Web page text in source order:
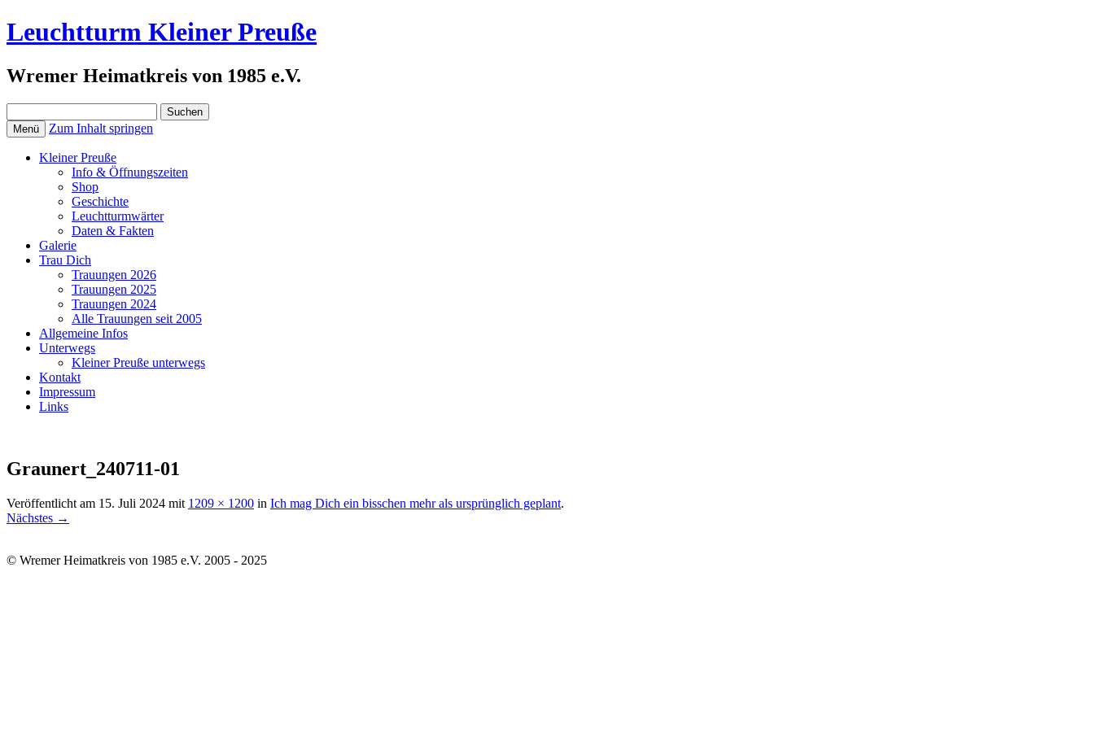
Leuchtturm Kleiner Preuße
Wremer Heimatkreis von 1985 e.V.
nach:
Menü Zum Inhalt springen
Kleiner Preuße
Info & Öffnungszeiten
Shop
Geschichte
Leuchtturmwärter
Daten & Fakten
Galerie
Trau Dich
Trauungen 2026
Trauungen 2025
Trauungen 2024
Alle Trauungen seit 2005
Allgemeine Infos
Unterwegs
Kleiner Preuße unterwegs
Kontakt
Impressum
Links
Graunert_240711-01
Veröffentlicht am 15. Juli 2024 mit 1209 × 1200 in Ich mag Dich ein bisschen mehr als ursprünglich geplant.
Nächstes →
© Wremer Heimatkreis von 1985 e.V. 2005 - 2025